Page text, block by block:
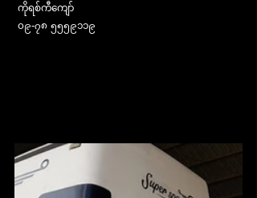
ကိုရစ်ကီကျော်
၀၉-၇၈ ၅၅၅၉၁၁၉